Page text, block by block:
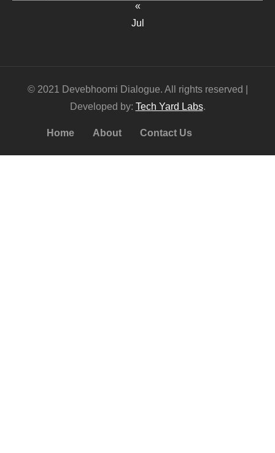
«
Jul
© 2021 Devebhoomi Dialogue. All rights reserved |
Developed by: Tech Yard Labs.
Home About Contact Us